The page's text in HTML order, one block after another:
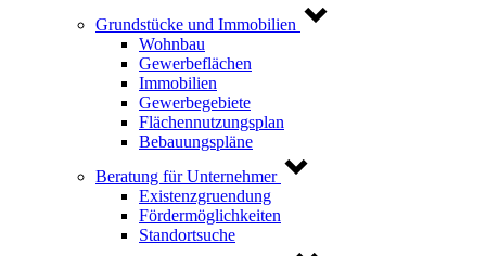
Grundstücke und Immobilien
Wohnbau
Gewerbeflächen
Immobilien
Gewerbegebiete
Flächennutzungsplan
Bebauungspläne
Beratung für Unternehmer
Existenzgruendung
Fördermöglichkeiten
Standortsuche